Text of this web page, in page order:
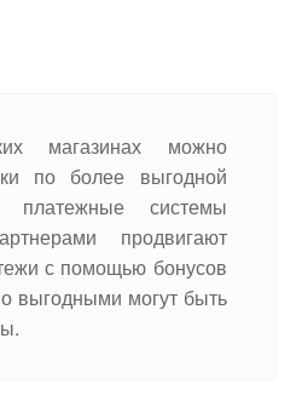
магазинах можно
по более выгодной
системы
продвигают
с помощью бонусов
выгодными могут быть